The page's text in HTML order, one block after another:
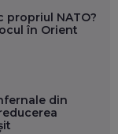
propriul NATO?
în Orient
din